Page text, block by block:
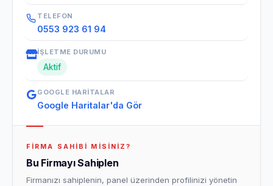
TELEFON
0553 923 61 94
İŞLETME DURUMU
Aktif
GOOGLE HARITALAR
Google Haritalar'da Gör
FIRMA SAHIBI MISINIZ?
Bu Firmayı Sahiplen
Firmanızı sahiplenin, panel üzerinden profilinizi yönetin